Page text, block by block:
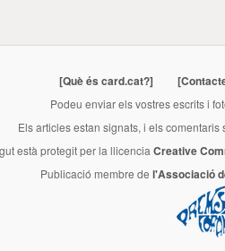
[Què és card.cat?]
Podeu enviar els vostres escrits i
Els articles estan signats, i els
està protegit per la llicencia Creative
Publicació membre de l'Associació